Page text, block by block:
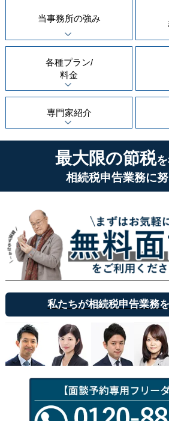
当事務所の強み
各種プラン/
料金
専門家紹介
最大限の節税
相続税申告業務に
私たちが相続税申告業務